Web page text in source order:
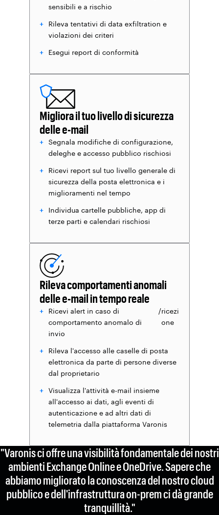
sensibili e a rischio
Rileva tentativi di data exfiltration e
violazioni dei criteri
Esegui report di conformità
Migliora il tuo livello di sicurezza
delle e-mail
Segnala modifiche di configurazione,
deleghe e accesso pubblico rischiosi
Ricevi report sul tuo livello generale di
sicurezza della posta elettronica e i
miglioramenti nel tempo
Individua cartelle pubbliche, app di
terze parti e calendari rischiosi
Rileva comportamenti anomali
delle e-mail in tempo reale
Ricevi alert in caso di
comportamento anomalo di
invio
/ricezi
one
Rileva l'accesso alle caselle di posta
elettronica da parte di persone diverse
dal proprietario
Visualizza l'attività e-mail insieme
all'accesso ai dati, agli eventi di
autenticazione e ad altri dati di
telemetria dalla piattaforma Varonis
"Varonis ci offre una visibilità fondamentale dei nostri
ambienti Exchange Online e OneDrive. Sapere che
abbiamo migliorato la conoscenza del nostro cloud
pubblico e dell'infrastruttura on-prem ci dà grande
tranquillità."